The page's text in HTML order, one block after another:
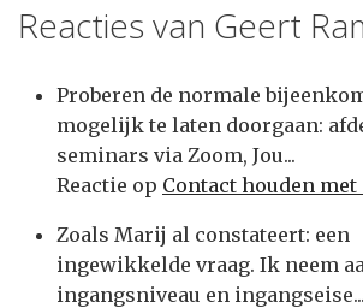
Reacties van Geert
Proberen de normale
mogelijk te laten doorgaan:
seminars via Zoom, Jou...
Reactie op Contact houden met
Zoals Marij al constateert: een
ingewikkelde vraag. Ik neem
ingangsniveau en ingangseise...